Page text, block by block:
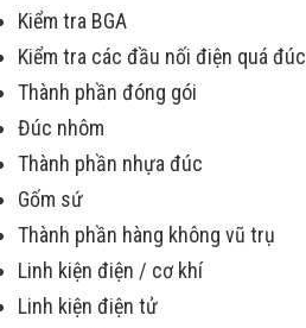
Kiểm tra BGA
Kiểm tra các đầu nối điện quá đúc
Thành phần đóng gói
Đúc nhôm
Thành phần nhựa đúc
Gốm sứ
Thành phần hàng không vũ trụ
Linh kiện điện / cơ khí
Linh kiện điện tử